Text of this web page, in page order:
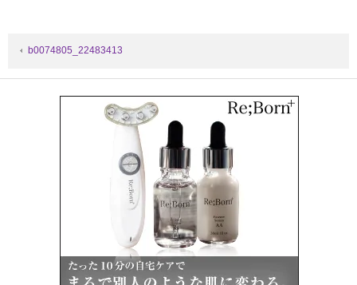
b0074805_22483413